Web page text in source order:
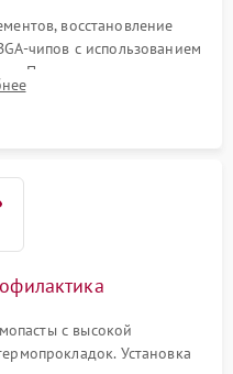
восстановление
чипов с использованием
Прошивка микросхемы
портов USB
с высокой
Установка